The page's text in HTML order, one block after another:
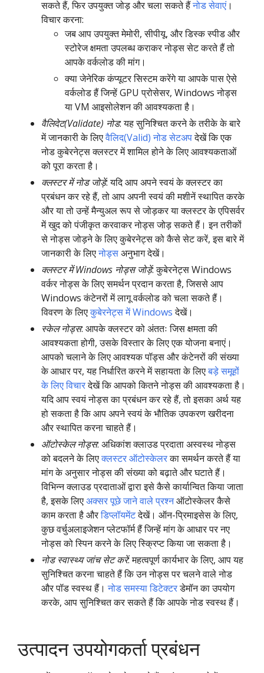
सकते हैं, फिर उपयुक्त जोड़ और चला सकते हैंनोड सेवाएं।
विचार करना:
जब आप उपयुक्त मेमोरी, सीपीयू, और डिस्क स्पीड और
स्टोरेज क्षमता उपलब्ध कराकर नोड्स सेट करते हैं तो
आपके वर्कलोड की मांग।
क्या जेनेरिक कंप्यूटर सिस्टम करेंगे या आपके पास ऐसे
वर्कलोड हैं जिन्हें GPU प्रोसेसर, Windows नोड्स
या VM आइसोलेशन की आवश्यकता है।
वैलिदेट(Validate) नोड: यह सुनिश्चित करने के तरीके के बारे
में जानकारी के लिएवैलिद(Valid) नोड सेटअपदेखें कि एक
नोड कुबेरनेट्स क्लस्टर में शामिल होने के लिए आवश्यकताओं
को पूरा करता है।
क्लस्टर में नोड जोड़ें: यदि आप अपने स्वयं के क्लस्टर का
प्रबंधन कर रहे हैं, तो आप अपनी स्वयं की मशीनें स्थापित करके
और या तो उन्हें मैन्युअल रूप से जोड़कर या क्लस्टर के एपिसर्वर
में खुद को पंजीकृत करवाकर नोड्स जोड़ सकते हैं। इन तरीकों
से नोड्स जोड़ने के लिए कुबेरनेट्स को कैसे सेट करें, इस बारे में
जानकारी के लिएनोड्सअनुभाग देखें।
क्लस्टर में Windows नोड्स जोड़ें: कुबेरनेट्स Windows
वर्कर नोड्स के लिए समर्थन प्रदान करता है, जिससे आप
Windows कंटेनरों में लागू वर्कलोड को चला सकते हैं।
विवरण के लिएकुबेरनेट्स में Windowsदेखें।
स्केल नोड्स: आपके क्लस्टर को अंततः जिस क्षमता की
आवश्यकता होगी, उसके विस्तार के लिए एक योजना बनाएं।
आपको चलाने के लिए आवश्यक पॉड्स और कंटेनरों की संख्या
के आधार पर, यह निर्धारित करने में सहायता के लिएबड़े समूहों
के लिए विचारदेखें कि आपको कितने नोड्स की आवश्यकता है।
यदि आप स्वयं नोड्स का प्रबंधन कर रहे हैं, तो इसका अर्थ यह
हो सकता है कि आप अपने स्वयं के भौतिक उपकरण खरीदना
और स्थापित करना चाहते हैं।
ऑटोस्केल नोड्स: अधिकांश क्लाउड प्रदाता अस्वस्थ नोड्स
को बदलने के लिएक्लस्टर ऑटोस्केलरका समर्थन करते हैं या
मांग के अनुसार नोड्स की संख्या को बढ़ाते और घटाते हैं।
विभिन्न क्लाउड प्रदाताओं द्वारा इसे कैसे कार्यान्वित किया जाता
है, इसके लिएअक्सर पूछे जाने वाले प्रश्नऑटोस्केलर कैसे
काम करता है औरडिप्लॉयमेंटदेखें। ऑन-प्रिमाइसेस के लिए,
कुछ वर्चुअलाइजेशन प्लेटफॉर्म हैं जिन्हें मांग के आधार पर नए
नोड्स को स्पिन करने के लिए स्क्रिप्ट किया जा सकता है।
नोड स्वास्थ्य जांच सेट करें: महत्वपूर्ण कार्यभार के लिए, आप यह
सुनिश्चित करना चाहते हैं कि उन नोड्स पर चलने वाले नोड
और पॉड स्वस्थ हैं।नोड समस्या डिटेक्टरडेमॉन का उपयोग
करके, आप सुनिश्चित कर सकते हैं कि आपके नोड स्वस्थ हैं।
उत्पादन उपयोगकर्ता प्रबंधन